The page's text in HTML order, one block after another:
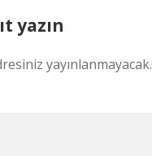
yazın
yayınlanmayacak.